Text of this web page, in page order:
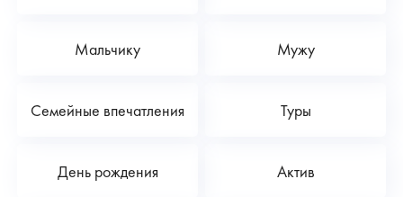
Мальчику Мужу
Семейные впечатления Туры
День рождения Актив